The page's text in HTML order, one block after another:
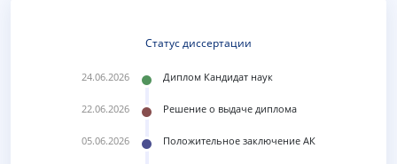
Статус диссертации
24.06.2026 Диплом Кандидат наук
22.06.2026 Решение о выдаче диплома
05.06.2026 Положительное заключение АК